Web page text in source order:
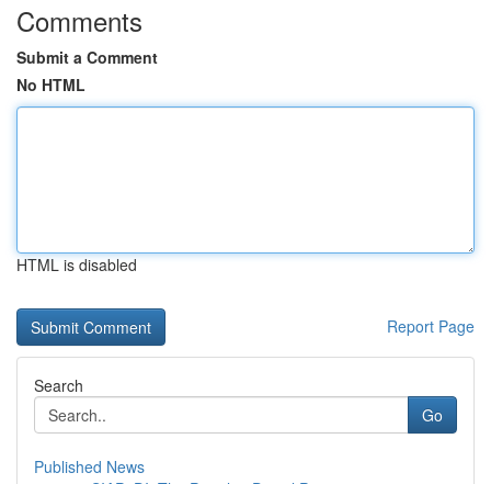
Comments
Submit a Comment
No HTML
HTML is disabled
Report Page
Search
Go
Published News